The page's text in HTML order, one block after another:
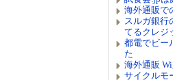
海外通販で
スルガ銀行
てるクレジ
都電でビー
た
海外通販
サイクルモ